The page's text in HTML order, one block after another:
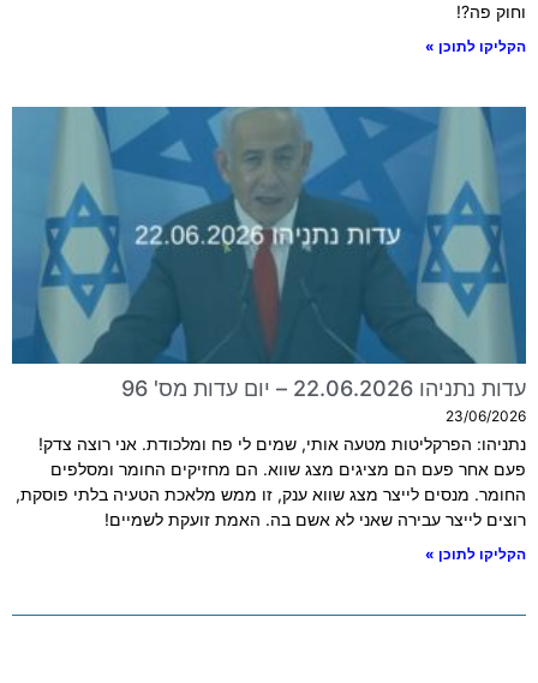
וחוק פה?!
הקליקו לתוכן »
עדות נתניהו 22.06.2026 – יום עדות מס' 96
23/06/2026
נתניהו: הפרקליטות מטעה אותי, שמים לי פח ומלכודת. אני רוצה צדק!
פעם אחר פעם הם מציגים מצג שווא. הם מחזיקים החומר ומסלפים
החומר. מנסים לייצר מצג שווא ענק, זו ממש מלאכת הטעיה בלתי פוסקת,
רוצים לייצר עבירה שאני לא אשם בה. האמת זועקת לשמיים!
הקליקו לתוכן »